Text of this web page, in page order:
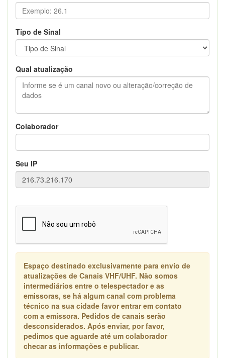
Tipo de Sinal
Qual atualização
Colaborador
Seu IP
Espaço destinado exclusivamente para envio de
atualizações de Canais VHF/UHF. Não somos
intermediários entre o telespectador e as
emissoras, se há algum canal com problema
técnico na sua cidade favor entrar em contato
com a emissora. Pedidos de canais serão
desconsiderados. Após enviar, por favor,
pedimos que aguarde até um colaborador
checar as informações e publicar.